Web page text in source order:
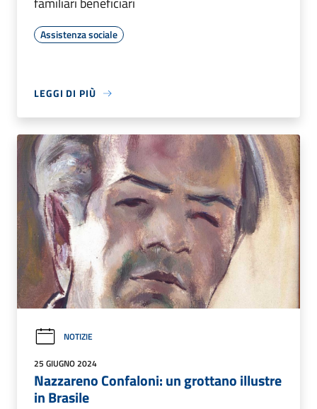
Assistenza sociale
LEGGI DI PIÙ
NOTIZIE
25 GIUGNO 2024
Nazzareno Confaloni: un grottano illustre
in Brasile